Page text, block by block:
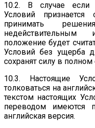
10.2. В случае если
Условий
принимать
положение будет
Условий без ущерба
сохранят силу в
10.3. Настоящие
толковаться на
текстом настоящих
переводом имеются
английская версия.